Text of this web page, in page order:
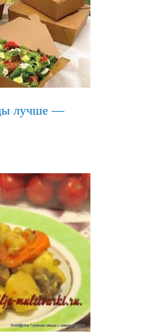
лучше —